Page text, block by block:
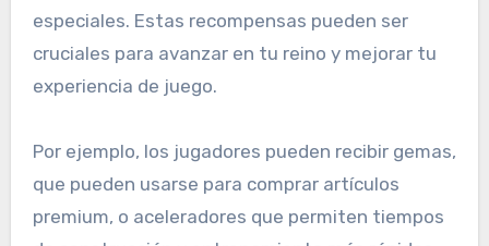
especiales. Estas recompensas pueden ser
cruciales para avanzar en tu reino y mejorar tu
experiencia de juego.
Por ejemplo, los jugadores pueden recibir gemas,
que pueden usarse para comprar artículos
premium, o aceleradores que permiten tiempos